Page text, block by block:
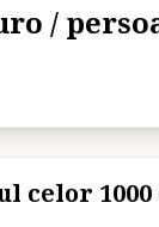
/
celor